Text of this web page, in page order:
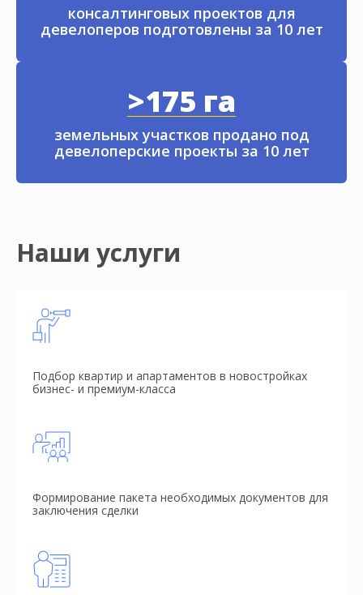
консалтинговых проектов для
девелоперов подготовлены за 10 лет
>175 га
земельных участков продано под
девелоперские проекты за 10 лет
Наши услуги
Подбор квартир и апартаментов в новостройках
бизнес- и премиум-класса
Формирование пакета необходимых документов для
заключения сделки